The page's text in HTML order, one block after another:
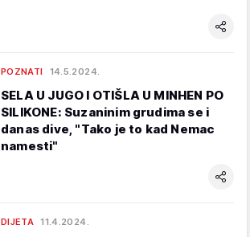
POZNATI 14.5.2024.
SELA U JUGO I OTIŠLA U MINHEN PO
SILIKONE: Suzaninim grudima se i
danas dive, "Tako je to kad Nemac
namesti"
DIJETA 11.4.2024.